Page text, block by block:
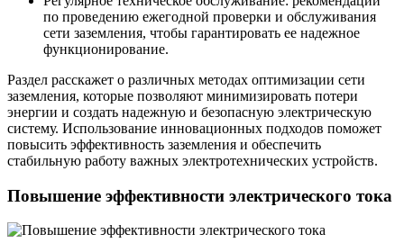
по проведению ежегодной проверки и обслуживания
сети заземления, чтобы гарантировать ее надежное
функционирование.
Раздел расскажет о различных методах оптимизации сети
заземления, которые позволяют минимизировать потери
энергии и создать надежную и безопасную электрическую
систему. Использование инновационных подходов поможет
повысить эффективность заземления и обеспечить
стабильную работу важных электротехнических устройств.
Повышение эффективности электрического тока